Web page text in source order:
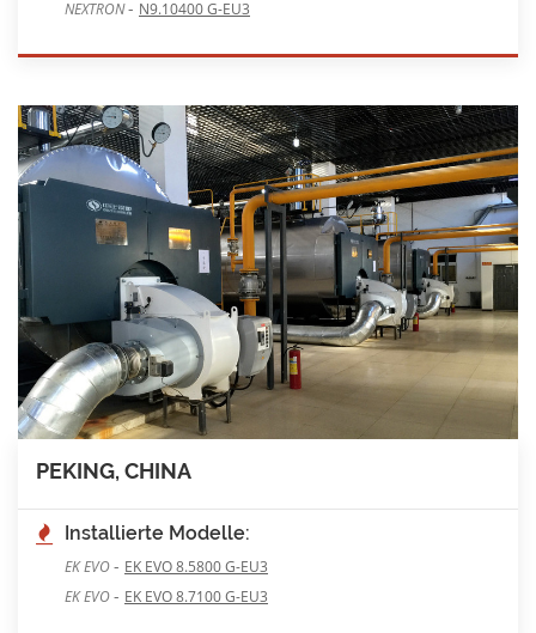
NEXTRON- N9.10400 G-EU3
PEKING, CHINA
Installierte Modelle:
EK EVO- EK EVO 8.5800 G-EU3
EK EVO- EK EVO 8.7100 G-EU3